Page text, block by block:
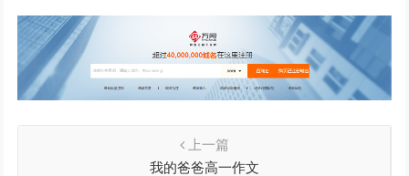
上一篇
我的爸爸高一作文